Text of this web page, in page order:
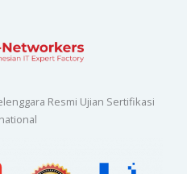
Resmi Ujian Sertifikasi